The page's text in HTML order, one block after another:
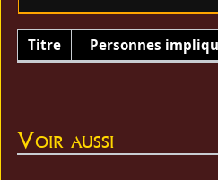
Titre Personnes
Voir aussi